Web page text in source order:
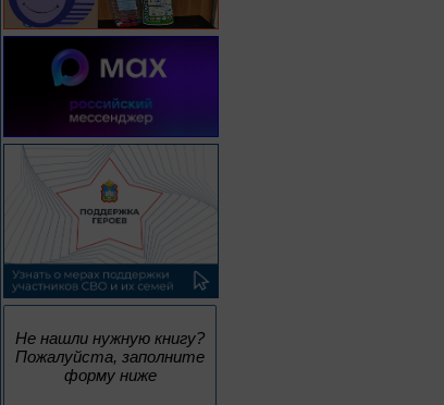
Не нашли нужную книгу?
Пожалуйста, заполните
форму ниже